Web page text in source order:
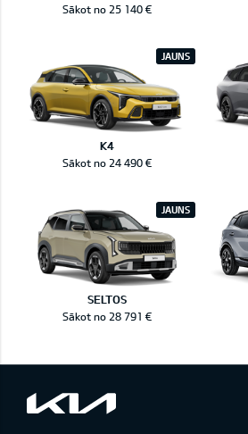
Sākot no 25 140 €
K4
JAUNS
Sākot no 24 490 €
SELTOS
JAUNS
Sākot no 28 791 €